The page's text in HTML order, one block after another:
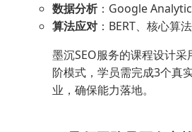
数据分析：Google
算法应对 ：BERT、核心算
墨沉SEO服务的课程设计
阶模式，学员需完成3个真
业，确保能力落地。